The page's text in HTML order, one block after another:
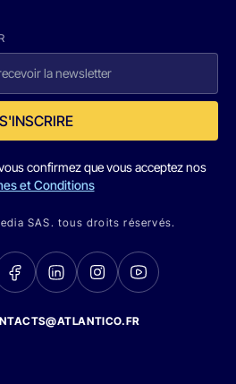
S'INSCRIRE
confirmez que vous acceptez nos
et Conditions
SAS. tous droits réservés.